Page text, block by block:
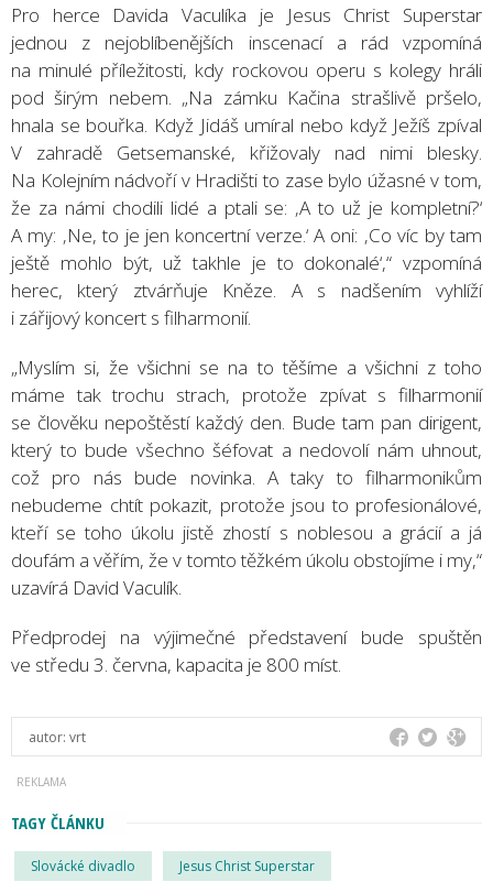
Pro herce Davida Vaculíka je Jesus Christ Superstar
jednou z nejoblíbenějších inscenací a rád vzpomíná
na minulé příležitosti, kdy rockovou operu s kolegy hráli
pod širým nebem. „Na zámku Kačina strašlivě pršelo,
hnala se bouřka. Když Jidáš umíral nebo když Ježíš zpíval
V zahradě Getsemanské, křižovaly nad nimi blesky.
Na Kolejním nádvoří v Hradišti to zase bylo úžasné v tom,
že za námi chodili lidé a ptali se: ‚A to už je kompletní?‘
A my: ‚Ne, to je jen koncertní verze.‘ A oni: ‚Co víc by tam
ještě mohlo být, už takhle je to dokonalé‘,“ vzpomíná
herec, který ztvárňuje Kněze. A s nadšením vyhlíží
i zářijový koncert s filharmonií.
„Myslím si, že všichni se na to těšíme a všichni z toho
máme tak trochu strach, protože zpívat s filharmonií
se člověku nepoštěstí každý den. Bude tam pan dirigent,
který to bude všechno šéfovat a nedovolí nám uhnout,
což pro nás bude novinka. A taky to filharmonikům
nebudeme chtít pokazit, protože jsou to profesionálové,
kteří se toho úkolu jistě zhostí s noblesou a grácií a já
doufám a věřím, že v tomto těžkém úkolu obstojíme i my,“
uzavírá David Vaculík.
Předprodej na výjimečné představení bude spuštěn
ve středu 3. června, kapacita je 800 míst.
autor: vrt
TAGY ČLÁNKU
Slovácké divadlo Jesus Christ Superstar